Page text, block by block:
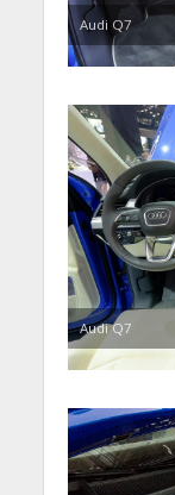
Audi Q7
Audi Q7